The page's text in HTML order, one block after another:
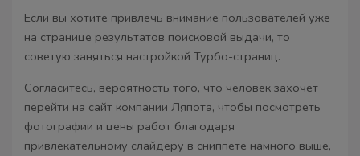
Если вы хотите привлечь внимание пользователей уже
на странице результатов поисковой выдачи, то
советую заняться настройкой Турбо-страниц.
Согласитесь, вероятность того, что человек захочет
перейти на сайт компании Ляпота, чтобы посмотреть
фотографии и цены работ благодаря
привлекательному слайдеру в сниппете намного выше,